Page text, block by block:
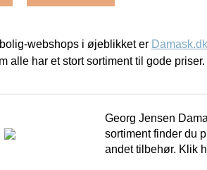
webshops i øjeblikket er Damask.dk
alle har et stort sortiment til gode priser.
Georg Jensen
sortiment finder du
andet tilbehør. Klik